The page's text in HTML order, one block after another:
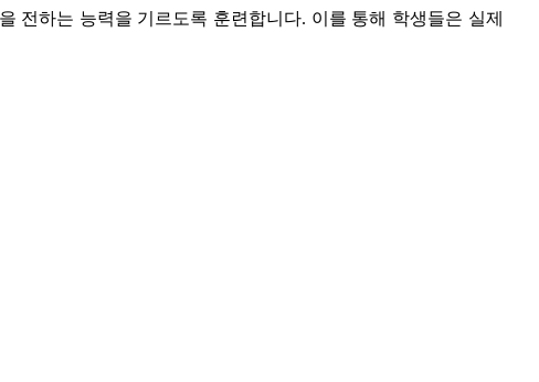
전하는 능력을 기르도록 훈련합니다. 이를 통해 학생들은 실제